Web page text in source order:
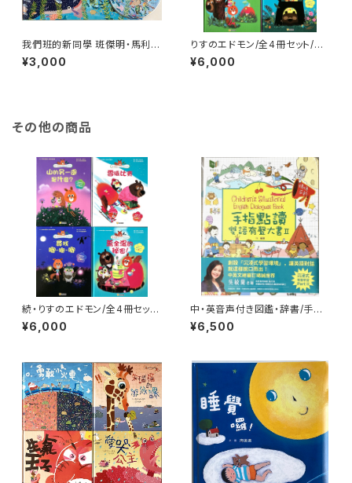
我們班的新同學 斑傑明・馬利
【中・英音声CD付】
¥3,000
りすのエドモン/全4冊セット/ア
ストリッド・デボルド文マルク・ブ
タヴァン絵/中国語版
¥6,000
その他の商品
続・りすのエドモン/全4冊セット/
アストリッド・デボルド文マルク・
ブタヴァン絵/中国語版
¥6,000
中・英音声付き図鑑・辞書/手指
點讀雙語有聲大書Ⅱ(Childre
n's Situational English Dial
¥6,500